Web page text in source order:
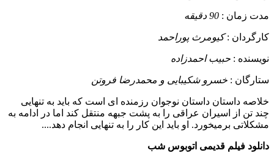
مدت زمان : 90 دقیقه
کارگردان :کیومرث پوراحمد
نويسنده : حبیب احمدزاده
ستارگان : خسرو شکیبایی و محمدرضا فروتن
خلاصه داستان داستان نوجوان رزمنده ای است که باید به تنهایی
چند تن از اسیران عراقی را به پشت جبهه منتقل کند اما در ادامه به
مشکلاتی برمیخورد. او باید این کار را به تنهایی انجام دهد....
دانلود فیلم قدیمی اتوبوس شب